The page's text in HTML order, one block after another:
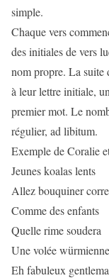
simple.
Chaque vers
des initiales de vers
nom propre. La suite
à leur lettre initiale,
premier mot. Le
régulier, ad libitum.
Exemple de Coralie
Jeunes koalas lents
Allez bouquiner
Comme des enfants
Quelle rime soudera
Une volée
Eh fabuleux